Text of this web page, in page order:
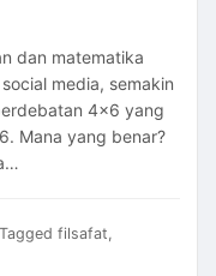
dan matematika
media, semakin
4×6 yang
Mana yang benar?
Tagged filsafat,